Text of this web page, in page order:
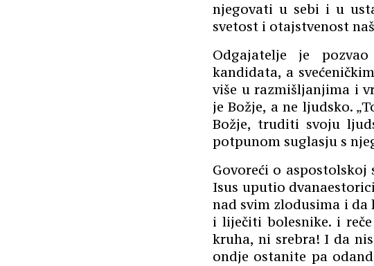
njegovati u sebi i u
svetost i otajstvenost
Odgajatelje je
kandidata, a
više u razmišljanjima i
je Božje, a ne ljudsko.
Božje, truditi svoju
potpunom suglasju s
Govoreći o
Isus uputio
nad svim zlodusima i
i liječiti bolesnike. i
kruha, ni srebra! I da
ondje ostanite pa